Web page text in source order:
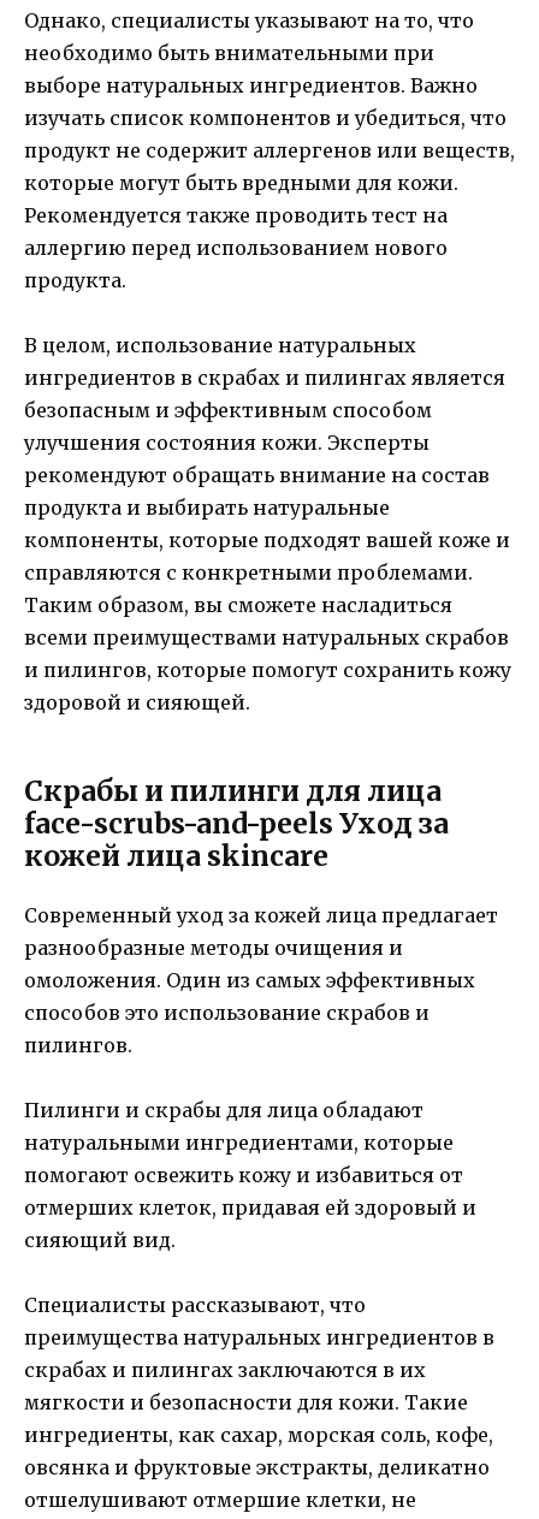
Однако, специалисты указывают на то, что
необходимо быть внимательными при
выборе натуральных ингредиентов. Важно
изучать список компонентов и убедиться, что
продукт не содержит аллергенов или веществ,
которые могут быть вредными для кожи.
Рекомендуется также проводить тест на
аллергию перед использованием нового
продукта.
В целом, использование натуральных
ингредиентов в скрабах и пилингах является
безопасным и эффективным способом
улучшения состояния кожи. Эксперты
рекомендуют обращать внимание на состав
продукта и выбирать натуральные
компоненты, которые подходят вашей коже и
справляются с конкретными проблемами.
Таким образом, вы сможете насладиться
всеми преимуществами натуральных скрабов
и пилингов, которые помогут сохранить кожу
здоровой и сияющей.
Скрабы и пилинги для лица
face-scrubs-and-peels Уход за
кожей лица skincare
Современный уход за кожей лица предлагает
разнообразные методы очищения и
омоложения. Один из самых эффективных
способов это использование скрабов и
пилингов.
Пилинги и скрабы для лица обладают
натуральными ингредиентами, которые
помогают освежить кожу и избавиться от
отмерших клеток, придавая ей здоровый и
сияющий вид.
Специалисты рассказывают, что
преимущества натуральных ингредиентов в
скрабах и пилингах заключаются в их
мягкости и безопасности для кожи. Такие
ингредиенты, как сахар, морская соль, кофе,
овсянка и фруктовые экстракты, деликатно
отшелушивают отмершие клетки, не